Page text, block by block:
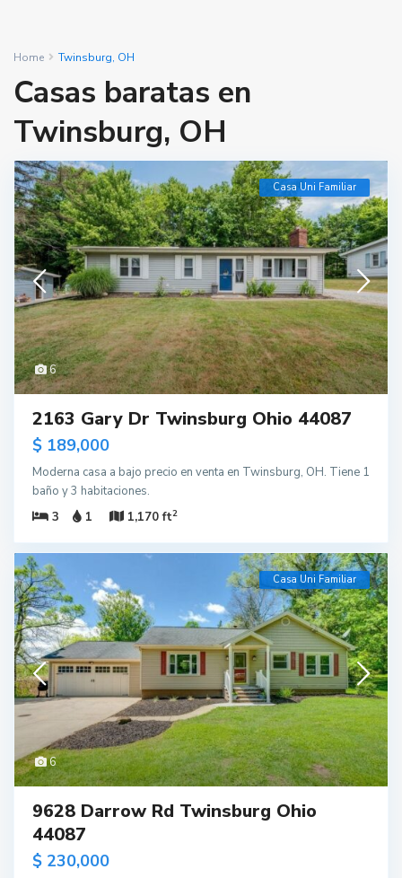
Home Twinsburg, OH
Casas baratas en
Twinsburg, OH
6
Casa Uni Familiar
2163 Gary Dr Twinsburg Ohio 44087
$ 189,000
Moderna casa a bajo precio en venta en Twinsburg, OH. Tiene 1
baño y 3 habitaciones.
3
1 1,170 ft2
6
Casa Uni Familiar
9628 Darrow Rd Twinsburg Ohio
44087
$ 230,000